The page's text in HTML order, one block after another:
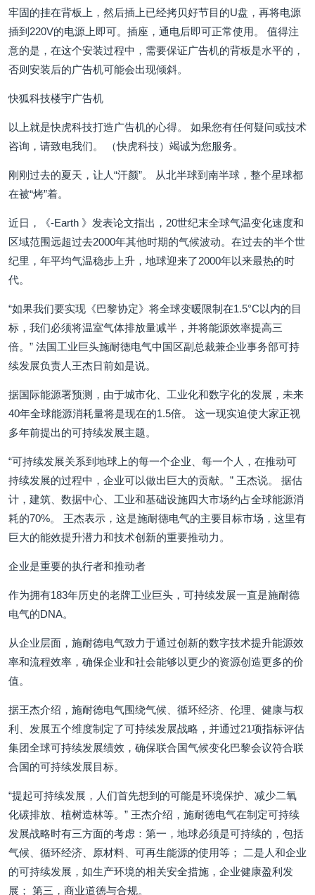
牢固的挂在背板上，然后插上已经拷贝好节目的U盘，再将电源
插到220V的电源上即可。插座，通电后即可正常使用。 值得注
意的是，在这个安装过程中，需要保证广告机的背板是水平的，
否则安装后的广告机可能会出现倾斜。
快狐科技楼宇广告机
以上就是快虎科技打造广告机的心得。 如果您有任何疑问或技术
咨询，请致电我们。 （快虎科技）竭诚为您服务。
刚刚过去的夏天，让人“汗颜”。 从北半球到南半球，整个星球都
在被“烤”着。
近日，《-Earth 》发表论文指出，20世纪末全球气温变化速度和
区域范围远超过去2000年其他时期的气候波动。在过去的半个世
纪里，年平均气温稳步上升，地球迎来了2000年以来最热的时
代。
“如果我们要实现《巴黎协定》将全球变暖限制在1.5°C以内的目
标，我们必须将温室气体排放量减半，并将能源效率提高三
倍。” 法国工业巨头施耐德电气中国区副总裁兼企业事务部可持
续发展负责人王杰日前如是说。
据国际能源署预测，由于城市化、工业化和数字化的发展，未来
40年全球能源消耗量将是现在的1.5倍。 这一现实迫使大家正视
多年前提出的可持续发展主题。
“可持续发展关系到地球上的每一个企业、每一个人，在推动可
持续发展的过程中，企业可以做出巨大的贡献。” 王杰说。 据估
计，建筑、数据中心、工业和基础设施四大市场约占全球能源消
耗的70%。 王杰表示，这是施耐德电气的主要目标市场，这里有
巨大的能效提升潜力和技术创新的重要推动力。
企业是重要的执行者和推动者
作为拥有183年历史的老牌工业巨头，可持续发展一直是施耐德
电气的DNA。
从企业层面，施耐德电气致力于通过创新的数字技术提升能源效
率和流程效率，确保企业和社会能够以更少的资源创造更多的价
值。
据王杰介绍，施耐德电气围绕气候、循环经济、伦理、健康与权
利、发展五个维度制定了可持续发展战略，并通过21项指标评估
集团全球可持续发展绩效，确保联合国气候变化巴黎会议符合联
合国的可持续发展目标。
“提起可持续发展，人们首先想到的可能是环境保护、减少二氧
化碳排放、植树造林等。” 王杰介绍，施耐德电气在制定可持续
发展战略时有三方面的考虑：第一，地球必须是可持续的，包括
气候、循环经济、原材料、可再生能源的使用等； 二是人和企业
的可持续发展，如生产环境的相关安全措施，企业健康盈利发
展； 第三，商业道德与合规。